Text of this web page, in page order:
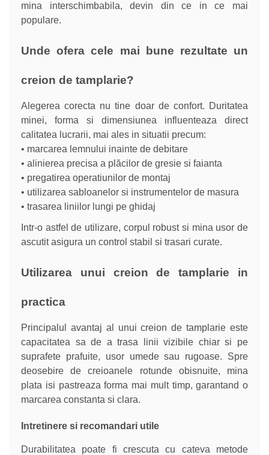
mina interschimbabila, devin din ce in ce mai
populare.
Unde ofera cele mai bune rezultate un
creion de tamplarie?
Alegerea corecta nu tine doar de confort. Duritatea
minei, forma si dimensiunea influenteaza direct
calitatea lucrarii, mai ales in situatii precum:
• marcarea lemnului inainte de debitare
• alinierea precisa a plăcilor de gresie si faianta
• pregatirea operatiunilor de montaj
• utilizarea sabloanelor si instrumentelor de masura
• trasarea liniilor lungi pe ghidaj
Intr-o astfel de utilizare, corpul robust si mina usor de
ascutit asigura un control stabil si trasari curate.
Utilizarea unui creion de tamplarie in
practica
Principalul avantaj al unui creion de tamplarie este
capacitatea sa de a trasa linii vizibile chiar si pe
suprafete prafuite, usor umede sau rugoase. Spre
deosebire de creioanele rotunde obisnuite, mina
plata isi pastreaza forma mai mult timp, garantand o
marcarea constanta si clara.
Intretinere si recomandari utile
Durabilitatea poate fi crescuta cu cateva metode